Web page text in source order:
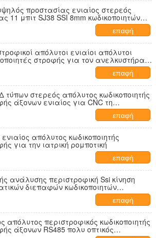
προστασίας ενιαίος στερεός
11 μπιτ SJ38 SSI 8mm κωδικοποιητών
επαφή
απόλυτοι ενιαίοι απόλυτοι
στροφής για τον ανελκυστήρα
επαφή
τύπων στερεός απόλυτος κωδικοποιητής
άξονων ενιαίος για CNC τη
μηχανών αυτοματοποίησης
επαφή
ενιαίος απόλυτος κωδικοποιητής
για την ιατρική ρομποτική
επαφή
ανάλυσης περιστροφική Ssi κίνηση
διεπαφών κωδικοποιητών
επαφή
απόλυτος περιστροφικός κωδικοποιητής
άξονων RS485 πολυ οπτικός